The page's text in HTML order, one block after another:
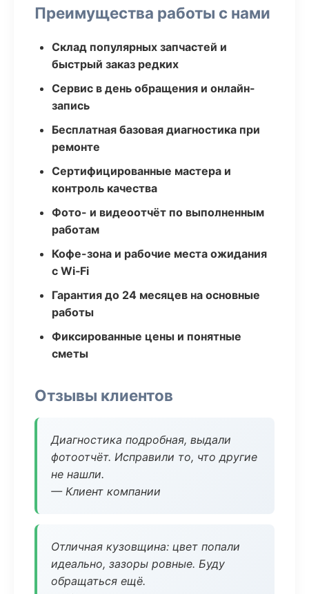
Преимущества работы с нами
Склад популярных запчастей и
быстрый заказ редких
Сервис в день обращения и онлайн-
запись
Бесплатная базовая диагностика при
ремонте
Сертифицированные мастера и
контроль качества
Фото- и видеоотчёт по выполненным
работам
Кофе-зона и рабочие места ожидания
с Wi‑Fi
Гарантия до 24 месяцев на основные
работы
Фиксированные цены и понятные
сметы
Отзывы клиентов
Диагностика подробная, выдали
фотоотчёт. Исправили то, что другие
не нашли.
— Клиент компании
Отличная кузовщина: цвет попали
идеально, зазоры ровные. Буду
обращаться ещё.